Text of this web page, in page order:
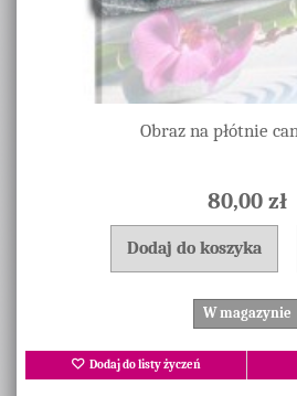
Obraz na płótnie
80,00 zł
Dodaj do koszyka
W magazynie
Dodaj do listy życzeń